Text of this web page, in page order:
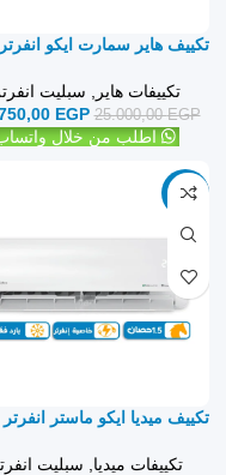
تكييفات هاير سبليت
25.000,00EGP
EGP
اطلب من خلال
-11%
تكييفات ميديا سبليت